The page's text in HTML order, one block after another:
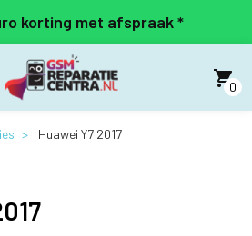
korting met afspraak *
0
Huawei Y7 2017